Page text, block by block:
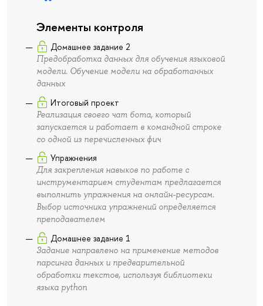
Элементы контроля
Домашнее задание 2
Предобработка данных для обучения языковой
модели. Обучение модели на обработанных
данных
Итоговый проект
Реализация своего чат бота, который
запускается и работает в командной строке
со одной из перечисленных фич
Упражнения
Для закрепления навыков по работе с
инструментарием студентам предлагается
выполнить упражнения на онлайн-ресурсам.
Выбор источника упражнений определяется
преподавателем
Домашнее задание 1
Задание направлено на применение методов
парсинга данных и предварительной
обработки текстов, используя библиотеки
языка python